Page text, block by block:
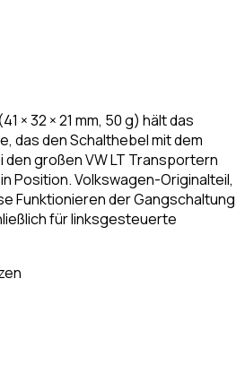
× 32 × 21 mm, 50 g) hält das
das den Schalthebel mit dem
großen VW LT Transportern
Position. Volkswagen-Originalteil,
Funktionieren der Gangschaltung
für linksgesteuerte